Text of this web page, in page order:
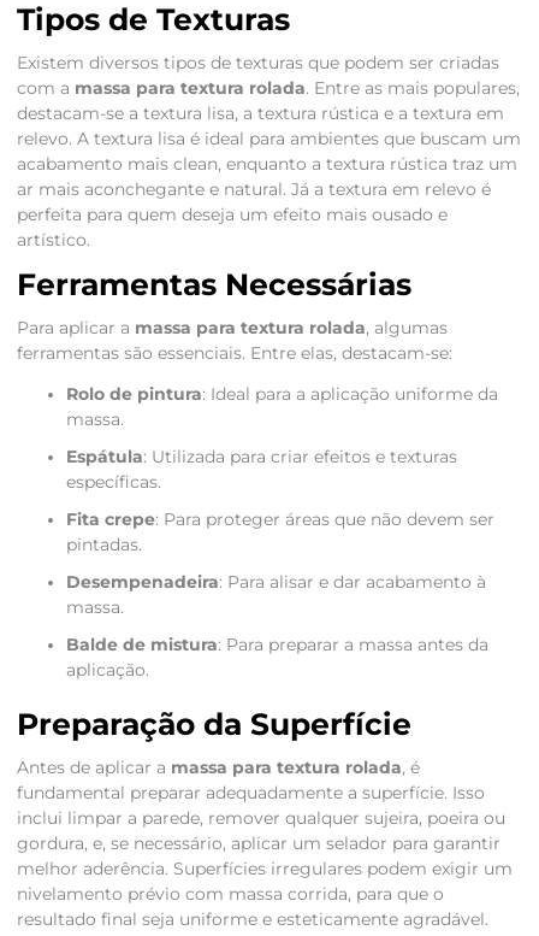
Tipos de Texturas
Existem diversos tipos de texturas que podem ser criadas
com a massa para textura rolada. Entre as mais populares,
destacam-se a textura lisa, a textura rústica e a textura em
relevo. A textura lisa é ideal para ambientes que buscam um
acabamento mais clean, enquanto a textura rústica traz um
ar mais aconchegante e natural. Já a textura em relevo é
perfeita para quem deseja um efeito mais ousado e
artístico.
Ferramentas Necessárias
Para aplicar a massa para textura rolada, algumas
ferramentas são essenciais. Entre elas, destacam-se:
Rolo de pintura: Ideal para a aplicação uniforme da
massa.
Espátula: Utilizada para criar efeitos e texturas
específicas.
Fita crepe: Para proteger áreas que não devem ser
pintadas.
Desempenadeira: Para alisar e dar acabamento à
massa.
Balde de mistura: Para preparar a massa antes da
aplicação.
Preparação da Superfície
Antes de aplicar a massa para textura rolada, é
fundamental preparar adequadamente a superfície. Isso
inclui limpar a parede, remover qualquer sujeira, poeira ou
gordura, e, se necessário, aplicar um selador para garantir
melhor aderência. Superfícies irregulares podem exigir um
nivelamento prévio com massa corrida, para que o
resultado final seja uniforme e esteticamente agradável.